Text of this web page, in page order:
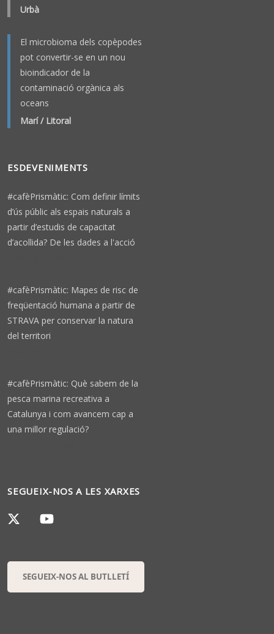
Urbà
El microbioma dels copèpodes
pot convertir-se en un nou
bioindicador de la
contaminació orgànica als
oceans
Marí / Litoral
ESDEVENIMENTS
#cafèPrismàtic: Com definir límits
d’ús públic als espais naturals a
partir d’estudis de capacitat
d’acollida? De les dades a l'acció
#cafèPrismàtic: Mapes de risc de
freqüentació humana a partir de
STRAVA per conservar la natura
del territori
#cafèPrismàtic: Què sabem de la
pesca marina recreativa a
Catalunya i com avancem cap a
una millor regulació?
SEGUEIX-NOS A LES XARXES
SEGUEIX-NOS AL BUTLLETÍ